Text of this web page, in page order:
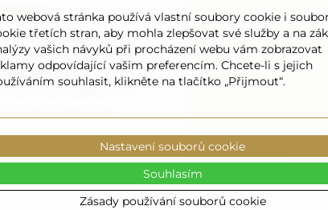
aby objednané zrcadlo
zdarma. Disponujeme
díky čemuž vám
stavu, bez dodatečných
můžete počítat s
webová stránka používá vlastní soubory cookie i
třetích stran, aby mohla zlepšovat své služby a na
vašich návyků při procházení webu vám zobrazovat
odpovídající vašim preferencím. Chcete-li s jejich
souhlasit, klikněte na tlačítko „Přijmout“.
Zásady používání souborů cookie
Nastavení souborů cookie
Souhlasím